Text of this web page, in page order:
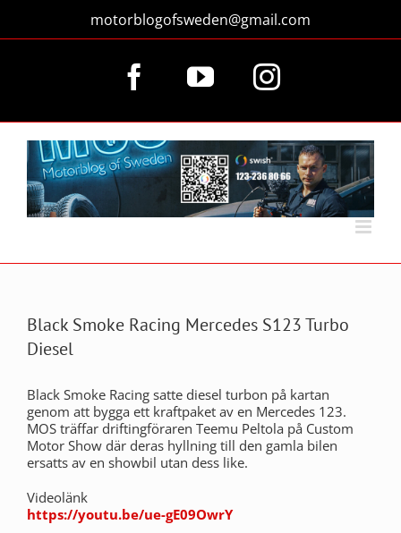
innehållet
motorblogofsweden@gmail.com
FacebookYouTubeInstagram
Black Smoke Racing Mercedes S123 Turbo
Diesel
Black Smoke Racing satte diesel turbon på kartan
genom att bygga ett kraftpaket av en Mercedes 123.
MOS träffar driftingföraren Teemu Peltola på Custom
Motor Show där deras hyllning till den gamla bilen
ersatts av en showbil utan dess like.
Videolänk
https://youtu.be/ue-gE09OwrY